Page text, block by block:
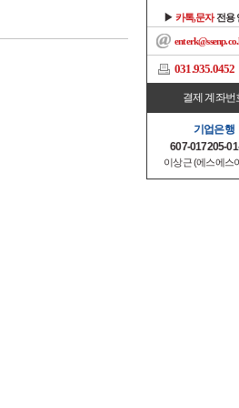
▶ 카톡,문자전용
031.935.0452
결제 계좌번
기업은행
607-017205-
이상근 (에스에스